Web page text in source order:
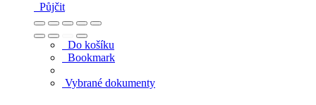
Půjčit
Do košíku
Bookmark
Vybrané dokumenty